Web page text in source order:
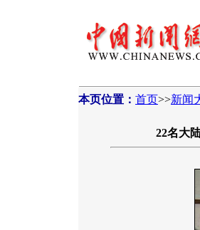
本页位置： 首页>>新闻
22名大